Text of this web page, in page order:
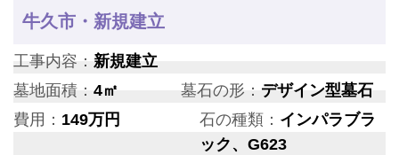
牛久市・新規建立
工事内容： 新規建立
墓地面積： 4㎡ 墓石の形： デザイン型墓石
費用： 149万円 石の種類： インパラブラ
ック、G623